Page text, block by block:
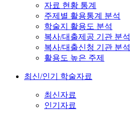
자료 현황 통계
주제별 활용통계 분석
학술지 활용도 분석
복사/대출제공 기관 분석
복사/대출신청 기관 분석
활용도 높은 주제
최신/인기 학술자료
최신자료
인기자료